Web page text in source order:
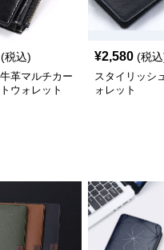
(税込)
革マルチカー
ウォレット
¥2,580 (税
スタイリッシ
ォレット